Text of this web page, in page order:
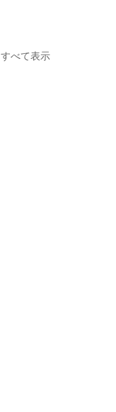
すべて表示